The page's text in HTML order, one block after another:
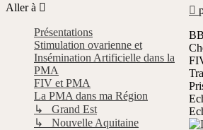
lu
Aller à
Présentations
Stimulation ovarienne et
Insémination Artificielle dans la
PMA
FIV et PMA
La PMA dans ma Région
↳ Grand Est
↳ Nouvelle Aquitaine